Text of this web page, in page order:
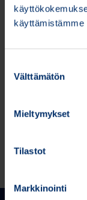
käyttämistämme
valinta
Välttämätön
Mieltymykset
Tilastot
Markkinointi
Puh. 040 344
Tiedostot